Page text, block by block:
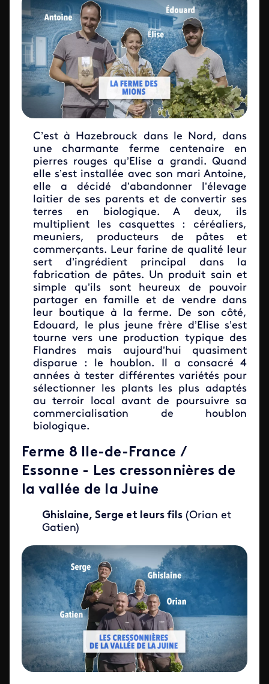
C’est à Hazebrouck dans le Nord, dans
une charmante ferme centenaire en
pierres rouges qu’Elise a grandi. Quand
elle s’est installée avec son mari Antoine,
elle a décidé d’abandonner l’élevage
laitier de ses parents et de convertir ses
terres en biologique. A deux, ils
multiplient les casquettes : céréaliers,
meuniers, producteurs de pâtes et
commerçants. Leur farine de qualité leur
sert d’ingrédient principal dans la
fabrication de pâtes. Un produit sain et
simple qu’ils sont heureux de pouvoir
partager en famille et de vendre dans
leur boutique à la ferme. De son côté,
Edouard, le plus jeune frère d’Elise s’est
tourne vers une production typique des
Flandres mais aujourd’hui quasiment
disparue : le houblon. Il a consacré 4
années à tester différentes variétés pour
sélectionner les plants les plus adaptés
au terroir local avant de poursuivre sa
commercialisation de houblon
biologique.
Ferme 8 Ile-de-France /
Essonne - Les cressonnières de
la vallée de la Juine
Ghislaine, Serge et leurs fils (Orian et
Gatien)